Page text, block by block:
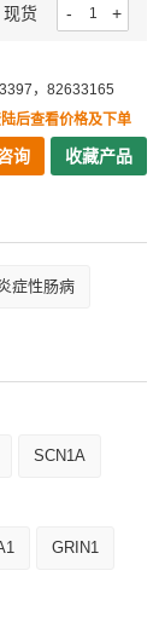
现货 - +
，82633165
后查看价格及下单
询 收藏产品
症性肠病
SCN1A
GRIN1